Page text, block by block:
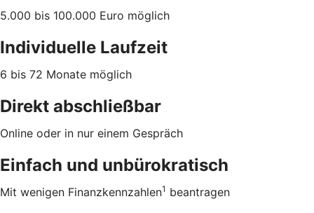
5.000 bis 100.000 Euro möglich
Individuelle Laufzeit
6 bis 72 Monate möglich
Direkt abschließbar
Online oder in nur einem Gespräch
Einfach und unbürokratisch
Mit wenigen Finanzkennzahlen1 beantragen